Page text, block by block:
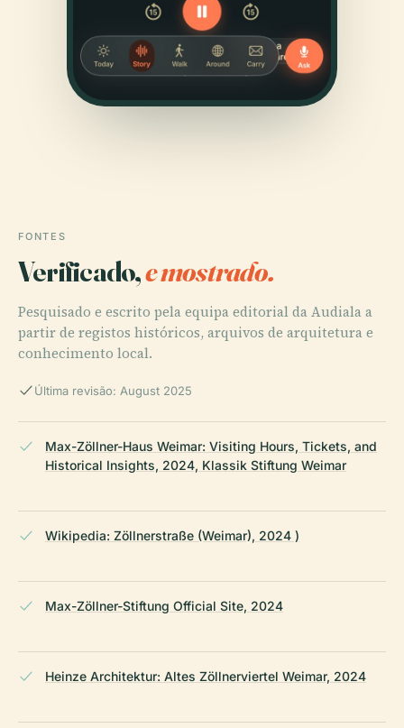
FONTES
Verificado,e mostrado.
Pesquisado e escrito pela equipa editorial da Audiala a
partir de registos históricos, arquivos de arquitetura e
conhecimento local.
Última revisão: August 2025
Max-Zöllner-Haus Weimar: Visiting Hours, Tickets, and
Historical Insights, 2024, Klassik Stiftung Weimar
Wikipedia: Zöllnerstraße (Weimar), 2024 )
Max-Zöllner-Stiftung Official Site, 2024
Heinze Architektur: Altes Zöllnerviertel Weimar, 2024